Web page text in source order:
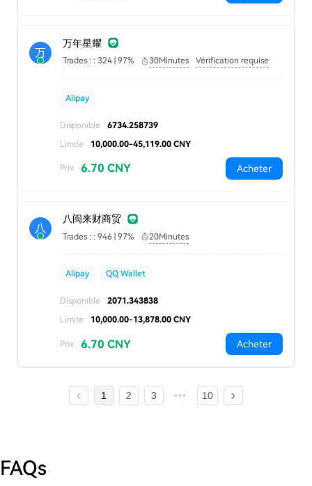
万
万年星耀
Trades : : 324 | 97% 30Minutes Vérification requise
Alipay
Disponible
6734.258739
Limite
10,000.00-45,119.00 CNY
Prix 6.70 CNY Acheter
八
八闽来财商贸
Trades : : 946 | 97% 20Minutes
Alipay QQ Wallet
Disponible
2071.343838
Limite
10,000.00-13,878.00 CNY
Prix 6.70 CNY Acheter
1 2 3 10
FAQs